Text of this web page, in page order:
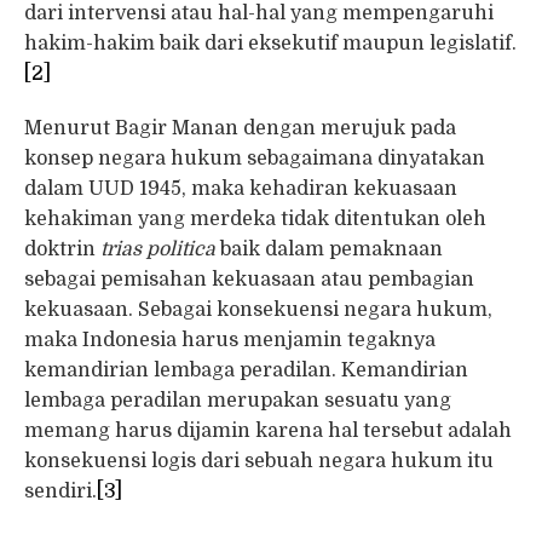
dari intervensi atau hal-hal yang mempengaruhi
hakim-hakim baik dari eksekutif maupun legislatif.
[2]
Menurut Bagir Manan dengan merujuk pada
konsep negara hukum sebagaimana dinyatakan
dalam UUD 1945, maka kehadiran kekuasaan
kehakiman yang merdeka tidak ditentukan oleh
doktrin trias politica baik dalam pemaknaan
sebagai pemisahan kekuasaan atau pembagian
kekuasaan. Sebagai konsekuensi negara hukum,
maka Indonesia harus menjamin tegaknya
kemandirian lembaga peradilan. Kemandirian
lembaga peradilan merupakan sesuatu yang
memang harus dijamin karena hal tersebut adalah
konsekuensi logis dari sebuah negara hukum itu
sendiri. [3]